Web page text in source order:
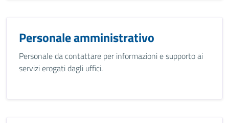
Personale amministrativo
Personale da contattare per informazioni e supporto ai
servizi erogati dagli uffici.